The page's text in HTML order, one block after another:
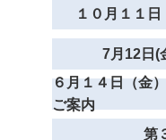
１０月１１
7月12日(
６月１４日（金
ご案内
第